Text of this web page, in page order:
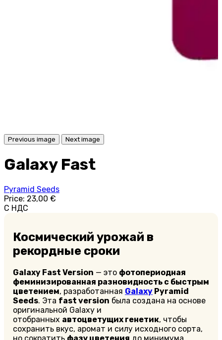
Previous image Next image
Galaxy Fast
Pyramid Seeds
Price: 23,00 €
С НДС
Космический урожай в
рекордные сроки
Galaxy Fast Version — это фотопериодная
феминизированная разновидность с быстрым
цветением, разработанная Galaxy Pyramid
Seeds. Эта fast version была создана на основе
оригинальной Galaxy и
отобранных автоцветущих генетик, чтобы
сохранить вкус, аромат и силу исходного сорта,